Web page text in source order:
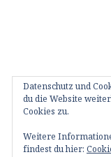
Das bin ICH
Datenschutz und
du die Website
Cookies zu.
Weitere
findest du hier: